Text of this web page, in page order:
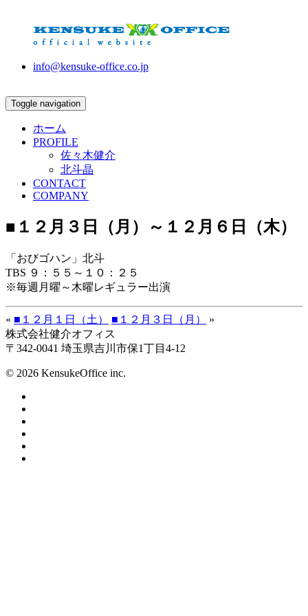
info@kensuke-office.co.jp
Toggle navigation
ホーム
PROFILE
佐々木健介
北斗晶
CONTACT
COMPANY
■１２月３日（月）～１２月６日（木）
「おびゴハン」北斗
TBS ９：５５～１０：２５
※毎週月曜～木曜レギュラー出演
« ■１２月１日（土） ■１２月３日（月）
»
株式会社健介オフィス
〒342-0041 埼玉県吉川市保1丁目4-12
© 2026 KensukeOffice inc.